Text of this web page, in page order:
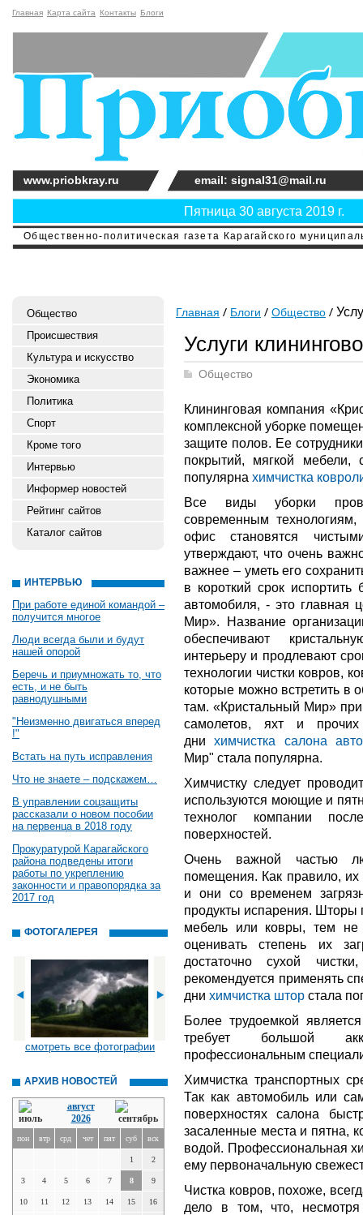
Главная Карта сайта Контакты Блоги
Общественно-политическая газета Карагайского
Пятница 30 августа 2019 г.
www.priobkray.ru email: signal31@mail.ru
Общество
Происшествия
Культура и искусство
Экономика
Политика
Спорт
Кроме того
Интервью
Информер новостей
Рейтинг сайтов
Каталог сайтов
ИНТЕРВЬЮ
При работе единой командой –
получится многое
Люди всегда были и будут
нашей опорой
Беречь и приумножать то, что
есть, и не быть
равнодушными
"Неизменно двигаться вперед
!"
Встать на путь исправления
Что не знаете – подскажем…
В управлении соцзащиты
рассказали о новом пособии
на первенца в 2018 году
Прокуратурой Карагайского
района подведены итоги
работы по укреплению
законности и правопорядка за
2017 год
ФОТОГАЛЕРЕЯ
смотреть все фотографии
АРХИВ НОВОСТЕЙ
август
2026
пон втр срд чет пят суб вск
1 2
3 4 5 6 7 8 9
10 11 12 13 14 15 16
Главная Блоги Общество
Услуги
Общество
Клининговая компания
комплексной уборке
защите полов. Ее
покрытий, мягкой
популярна химчистка
Все виды уборки
современным
офис становятся
утверждают, что очень
важнее – уметь его
в короткий срок
автомобиля, - это главная
Мир». Название
обеспечивают
интерьеру и продлевают
технологии чистки ковров,
которые можно встретить в
там. «Кристальный Мир»
самолетов, яхт и
днихимчистка салона
Мир" стала популярна.
Химчистку следует
используются моющие и
технолог компании
поверхностей.
Очень важной частью
помещения. Как правило,
и они со временем
продукты испарения. Шторы
мебель или ковры, тем
оценивать степень их
достаточно сухой
рекомендуется применять
дни химчистка штор стала
Более трудоемкой
требует большой
профессиональным
Химчистка транспортных
Так как автомобиль или
поверхностях салона
засаленные места и пятна,
водой. Профессиональная
ему первоначальную
Чистка ковров, похоже,
дело в том, что,